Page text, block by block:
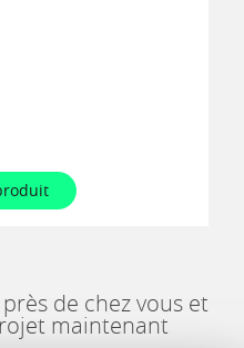
de chez vous et
maintenant